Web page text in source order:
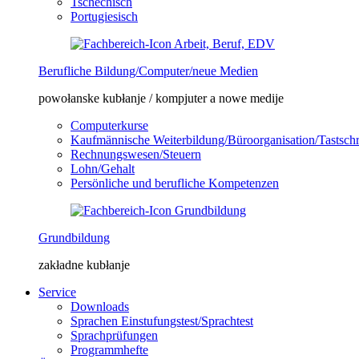
Portugiesisch
Berufliche Bildung/Computer/neue Medien
powołanske kubłanje / kompjuter a nowe medije
Computerkurse
Kaufmännische Weiterbildung/Büroorganisation/
Rechnungswesen/Steuern
Lohn/Gehalt
Persönliche und berufliche Kompetenzen
Grundbildung
zakładne kubłanje
Service
Downloads
Sprachen Einstufungstest/Sprachtest
Sprachprüfungen
Programmhefte